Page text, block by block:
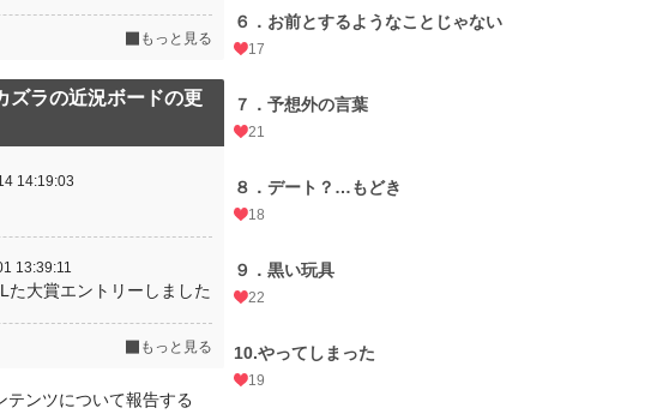
６．お前とするようなことじゃない
17
７．予想外の言葉
21
８．デート？…もどき
18
９．黒い玩具
22
10.やってしまった
19
もっと見る
ズラの近況ボードの更
14:19:03
13:39:11
た大賞エントリーしました
もっと見る
テンツについて報告する